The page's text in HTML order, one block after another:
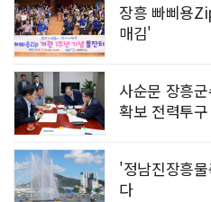
장흥 빠삐용
매김'
사순문 장흥
확보 전력투구
'정남진장흥
다